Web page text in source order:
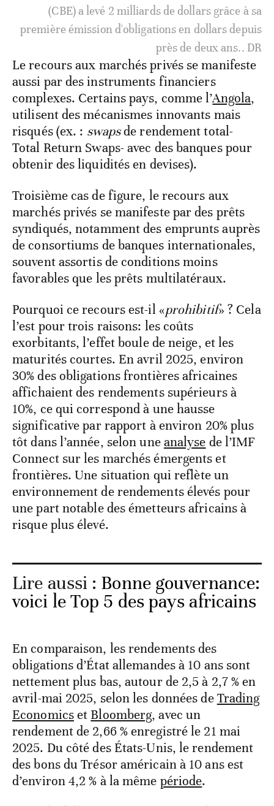
(CBE) a levé 2 milliards de dollars grâce à sa
première émission d'obligations en dollars depuis
près de deux ans.. DR
Le recours aux marchés privés se manifeste
aussi par des instruments financiers
complexes. Certains pays, comme l’Angola,
utilisent des mécanismes innovants mais
risqués (ex. : swapsde rendement total-
Total Return Swaps- avec des banques pour
obtenir des liquidités en devises).
Troisième cas de figure, le recours aux
marchés privés se manifeste par des prêts
syndiqués, notamment des emprunts auprès
de consortiums de banques internationales,
souvent assortis de conditions moins
favorables que les prêts multilatéraux.
Pourquoi ce recours est-il «prohibitif» ? Cela
l’est pour trois raisons: les coûts
exorbitants, l’effet boule de neige, et les
maturités courtes. En avril 2025, environ
30% des obligations frontières africaines
affichaient des rendements supérieurs à
10%, ce qui correspond à une hausse
significative par rapport à environ 20% plus
tôt dans l’année, selon uneanalyse de l’IMF
Connect sur les marchés émergents et
frontières. Une situation qui reflète un
environnement de rendements élevés pour
une part notable des émetteurs africains à
risque plus élevé.
Lire aussi : Bonne gouvernance:
voici le Top 5 des pays africains
En comparaison, les rendements des
obligations d’État allemandes à 10 ans sont
nettement plus bas, autour de 2,5 à 2,7 % en
avril-mai 2025, selon les données deTrading
Economicset Bloomberg, avec un
rendement de 2,66 % enregistré le 21 mai
2025. Du côté des États-Unis, le rendement
des bons du Trésor américain à 10 ans est
d’environ 4,2 % à la même période.